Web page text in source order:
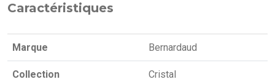
Caractéristiques
Marque Bernardaud
Collection Cristal